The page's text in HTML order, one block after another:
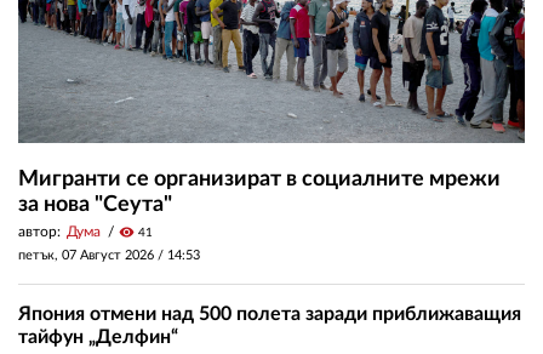
Мигранти се организират в социалните мрежи
за нова "Сеута"
автор: Дума visibility 41
петък, 07 Август 2026 / 14:53
Япония отмени над 500 полета заради приближаващия
тайфун „Делфин“